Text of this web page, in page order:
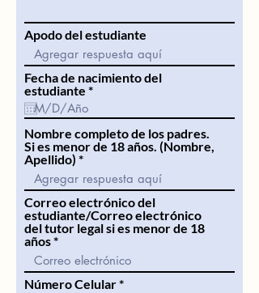
Apodo del estudiante
Fecha de nacimiento del
estudiante *r
q
u
i
r
d
Nombre completo de los padres.
Si es menor de 18 años. (Nombre,
Apellido)
Correo electrónico del
estudiante/Correo electrónico
del tutor legal si es menor de 18
años
Número Celular